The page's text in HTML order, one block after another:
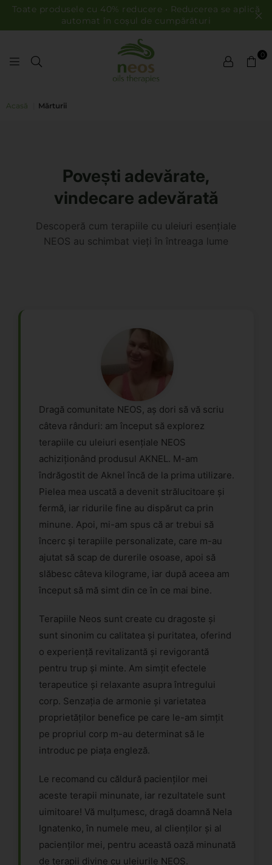
Toate produsele cu 40% reducere • Reducerea se aplică
automat în coșul de cumpărături
0
Acasă Mărturii
Povești adevărate,
vindecare adevărată
Descoperă cum terapiile cu uleiuri esențiale
NEOS au schimbat vieți în întreaga lume
Dragă comunitate NEOS, aș dori să vă scriu
câteva rânduri: am început să explorez
terapiile cu uleiuri esențiale NEOS
achiziționând produsul AKNEL. M-am
îndrăgostit de Aknel încă de la prima utilizare.
Pielea mea uscată a devenit strălucitoare și
fermă, iar ridurile fine au dispărut ca prin
minune. Apoi, mi-am spus că ar trebui să
încerc și terapiile personalizate, care m-au
ajutat să scap de durerile osoase, apoi să
slăbesc câteva kilograme, iar după aceea am
început să mă simt din ce în ce mai bine.
Terapiile Neos sunt create cu dragoste și
sunt sinonim cu calitatea și puritatea, oferind
o experiență revitalizantă și revigorantă
pentru trup și minte. Am simțit efectele
terapeutice și relaxante asupra întregului
corp. Senzația de armonie și varietatea
proprietăților benefice pe care le-am simțit
pe propriul corp m-au determinat să le
introduc pe piața engleză.
Le recomand cu căldură pacienților mei
aceste terapii minunate, iar rezultatele sunt
uimitoare! Vă mulțumesc, dragă doamnă Nela
Ignatenko, în numele meu, al clienților și al
pacienților mei, pentru această oază minunată
de terapii divine cu uleiurile NEOS.